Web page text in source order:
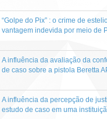
“Golpe do Pix” : o crime de
vantagem indevida por meio de
A influência da avaliação da
de caso sobre a pistola Beretta
A influência da percepção de
estudo de caso em uma